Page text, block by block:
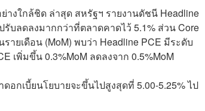
างใกล้ชิด ล่าสุด สหรัฐฯ รายงานดัชนี Headline
บลดลงมากกว่าที่ตลาดคาดไว้ 5.1% ส่วน Core
ายเดือน (MoM) พบว่า Headline PCE มีระดับ
เพิ่มขึ้น 0.3%MoM ลดลงจาก 0.5%MoM
อกเบี้ยนโยบายจะขึ้นไปสูงสุดที่ 5.00-5.25% ไป